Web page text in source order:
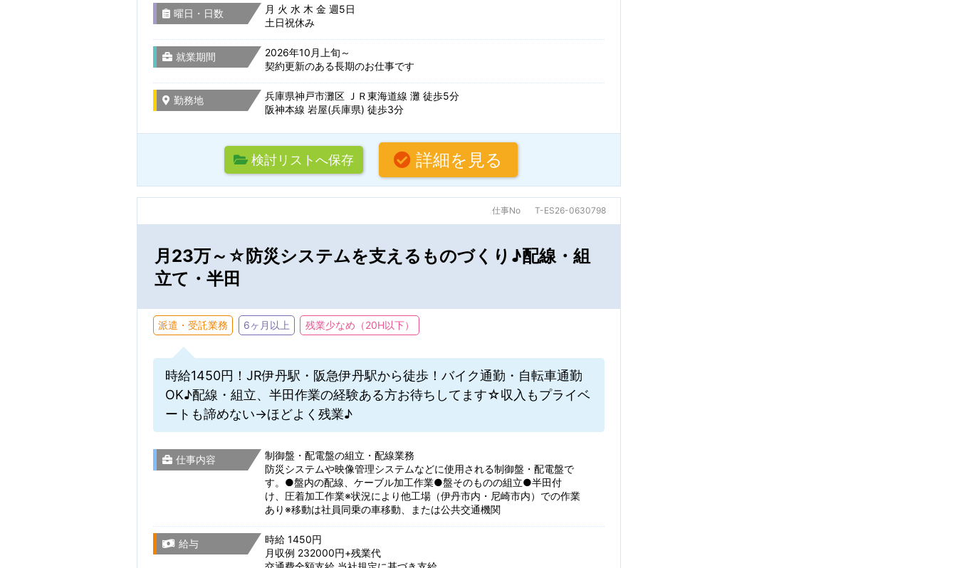
選択をすべてクリアする
曜日・日数
月 火 水 木 金 週5日
土日祝休み
就業期間
2026年10月上旬～
契約更新のある長期のお仕事です
勤務地
兵庫県神戸市灘区 ＪＲ東海道線 灘 徒歩5分
阪神本線 岩屋(兵庫県) 徒歩3分
検討リストへ保存 詳細を見る
仕事No T-ES26-0630798
月23万～☆防災システムを支えるものづくり♪配線・組
立て・半田
派遣・受託業務 6ヶ月以上 残業少なめ（20H以下）
時給1450円！JR伊丹駅・阪急伊丹駅から徒歩！バイク通勤・自転車通勤
OK♪配線・組立、半田作業の経験ある方お待ちしてます☆収入もプライベ
ートも諦めない→ほどよく残業♪
仕事内容
制御盤・配電盤の組立・配線業務
防災システムや映像管理システムなどに使用される制御盤・配電盤で
す。●盤内の配線、ケーブル加工作業●盤そのものの組立●半田付
け、圧着加工作業※状況により他工場（伊丹市内・尼崎市内）での作業
あり※移動は社員同乗の車移動、または公共交通機関
給与
時給 1450円
月収例 232000円+残業代